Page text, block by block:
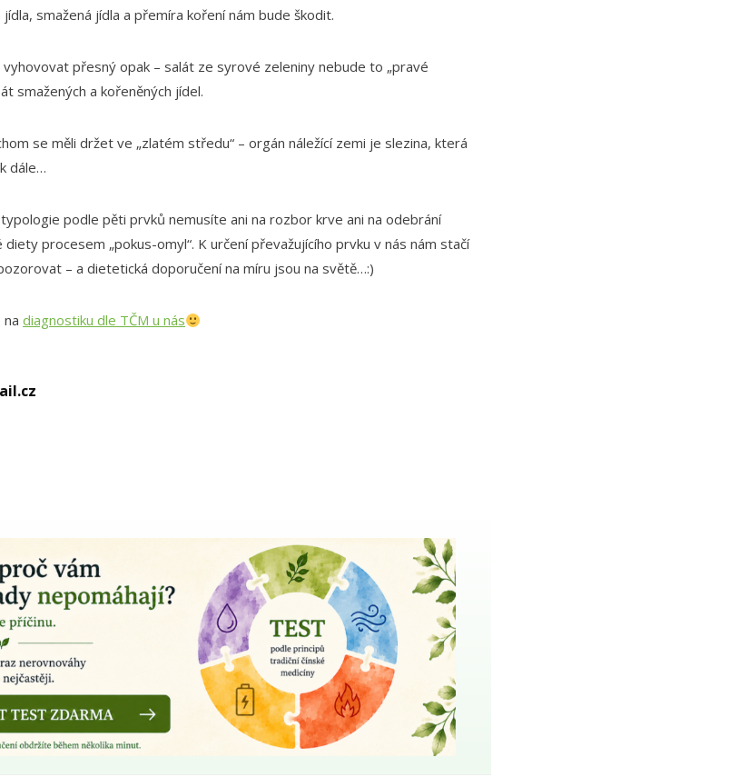
smažená jídla a přemíra koření nám bude škodit.
přesný opak – salát ze syrové zeleniny nebude to „pravé
smažených a kořeněných jídel.
se měli držet ve „zlatém středu“ – orgán náležící zemi je slezina, která
dále…
podle pěti prvků nemusíte ani na rozbor krve ani na odebrání
procesem „pokus-omyl“. K určení převažujícího prvku v nás nám stačí
– a dietetická doporučení na míru jsou na světě…:)
diagnostiku dle TČM u nás